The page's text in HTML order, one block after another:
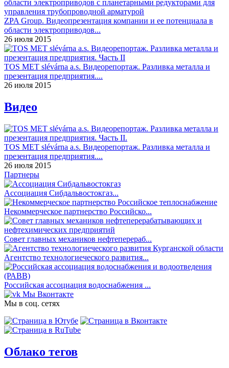
ZPA Group. Видеопрезентация компании и ее потенциала в
области электроприводов...
26 июля 2015
TOS MET slévárna a.s. Видеорепортаж. Разливка металла и
презентация предприятия....
26 июля 2015
Видео
TOS MET slévárna a.s. Видеорепортаж. Разливка металла и
презентация предприятия....
26 июля 2015
Партнеры
Ассоциация Сибдальвостокгаз...
Некоммерческое партнерство Российско...
Совет главных механиков нефтеперераб...
Агентство технологиеческого развития...
Российская ассоциация водоснабжения ...
Мы Вконтакте
Мы в соц. сетях
Облако тегов